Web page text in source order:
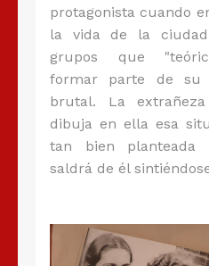
protagonista cuando
la vida de la
grupos que
formar parte de su
brutal. La
dibuja en ella esa
tan bien planteada
saldrá de él